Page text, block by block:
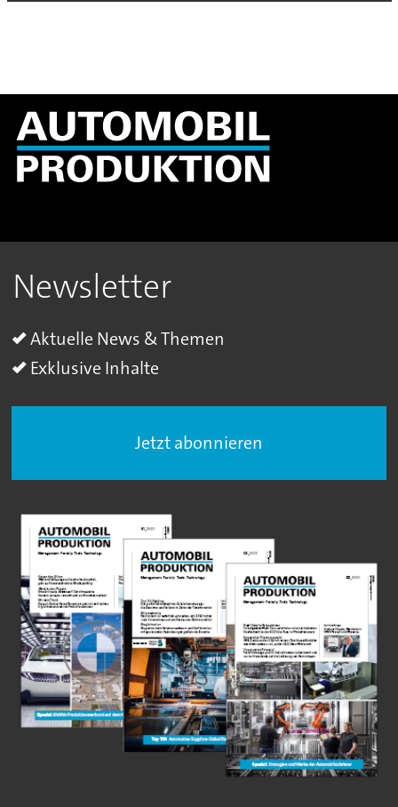
Newsletter
Aktuelle News & Themen
Exklusive Inhalte
Jetzt abonnieren